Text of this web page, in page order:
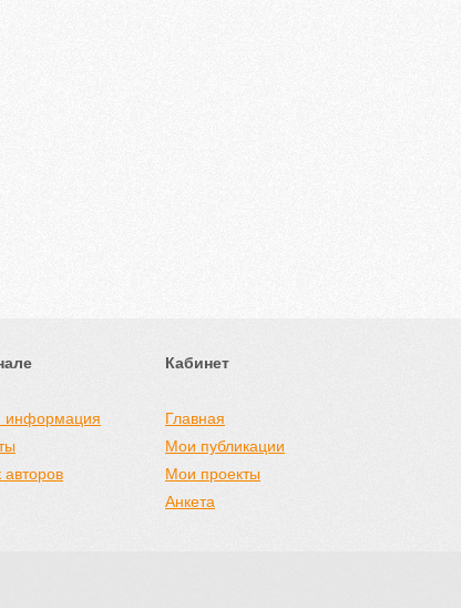
авторов
Кабинет
Главная
Мои публикации
Мои проекты
Анкета